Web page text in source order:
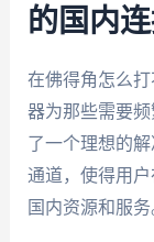
的国内
在佛得角怎么
器为那些需要
了一个理想的
通道，使得用
国内资源和服务